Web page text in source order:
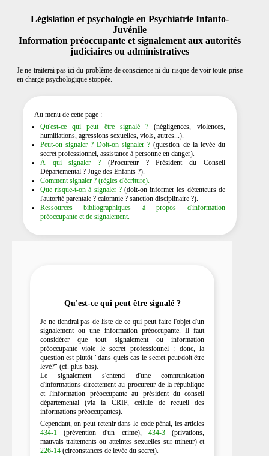
Plan du site
Législation et psychologie en Psychiatrie Infanto-
Juvénile
Information préoccupante et signalement aux autorités
judiciaires ou administratives
Je ne traiterai pas ici du problème de conscience ni du risque de voir toute prise
en charge psychologique stoppée.
Au menu de cette page :
Qu'est-ce qui peut être signalé ? (négligences, violences,
humiliations, agressions sexuelles, viols, autres...).
Peut-on signaler ? Doit-on signaler ? (question de la levée du
secret professionnel, assistance à personne en danger).
À qui signaler ? (Procureur ? Président du Conseil
Départemental ? Juge des Enfants ?).
Comment signaler ? (règles d'écriture).
Que risque-t-on à signaler ?(doit-on informer les détenteurs de
l'autorité parentale ? calomnie ? sanction disciplinaire ?).
Ressources bibliographiques à propos d'information
préoccupante et de signalement.
Qu'est-ce qui peut être signalé ?
Je ne tiendrai pas de liste de ce qui peut faire l'objet d'un
signalement ou une information préoccupante. Il faut
considérer que tout signalement ou information
préoccupante viole le secret professionnel : donc, la
question est plutôt "dans quels cas le secret peut/doit être
levé?" (cf. plus bas).
Le signalement s'entend d'une communication
d'informations directement au procureur de la république
et l'information préoccupante au président du conseil
départemental (via la CRIP, cellule de recueil des
informations préoccupantes).
Cependant, on peut retenir dans le code pénal, les articles
434-1(prévention d'un crime),434-3 (privations,
mauvais traitements ou atteintes sexuelles sur mineur) et
226-14(circonstances de levée du secret).